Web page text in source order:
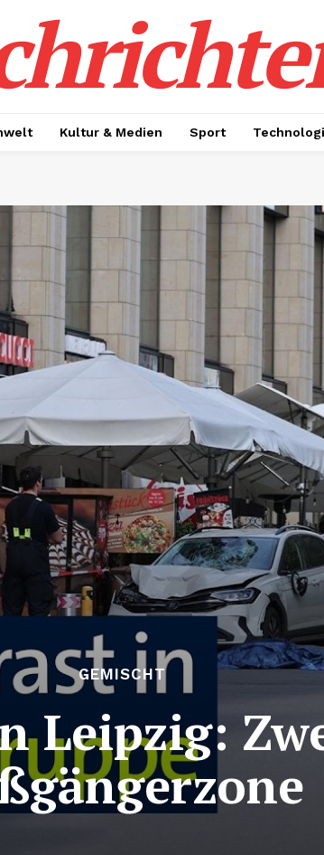
Kultur & Medien Sport
GEMISCHT
Leipzig: